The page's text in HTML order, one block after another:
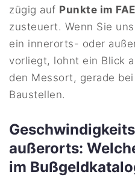
zügig auf Punkte im
zusteuert. Wenn Sie
ein innerorts- oder
vorliegt, lohnt ein Blick
den Messort, gerade
Baustellen.
außerorts:
im